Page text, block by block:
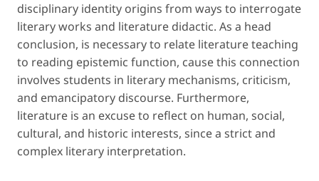
disciplinary identity origins from ways to interrogate
literary works and literature didactic. As a head
conclusion, is necessary to relate literature teaching
to reading epistemic function, cause this connection
involves students in literary mechanisms, criticism,
and emancipatory discourse. Furthermore,
literature is an excuse to reflect on human, social,
cultural, and historic interests, since a strict and
complex literary interpretation.